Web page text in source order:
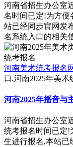
河南省招生办公室
名时间已定!为方便
站已经同步官网发
名系统入口的相关
河南美术统考报名
口,河南2025年美术
河南2025年播音与
河南省招生办公室
统考报名时间已定!
生进行报名,本站已